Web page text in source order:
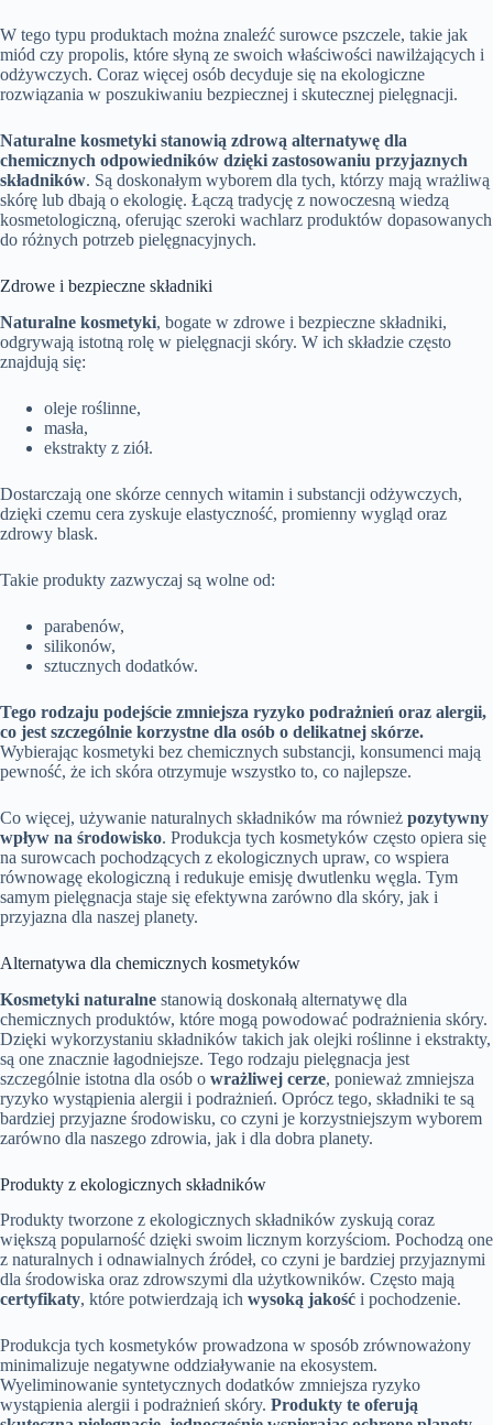
W tego typu produktach można znaleźć surowce pszczele, takie jak
miód czy propolis, które słyną ze swoich właściwości nawilżających i
odżywczych. Coraz więcej osób decyduje się na ekologiczne
rozwiązania w poszukiwaniu bezpiecznej i skutecznej pielęgnacji.
Naturalne kosmetyki stanowią zdrową alternatywę dla
chemicznych odpowiedników dzięki zastosowaniu przyjaznych
składników. Są doskonałym wyborem dla tych, którzy mają wrażliwą
skórę lub dbają o ekologię. Łączą tradycję z nowoczesną wiedzą
kosmetologiczną, oferując szeroki wachlarz produktów dopasowanych
do różnych potrzeb pielęgnacyjnych.
Zdrowe i bezpieczne składniki
Naturalne kosmetyki, bogate w zdrowe i bezpieczne składniki,
odgrywają istotną rolę w pielęgnacji skóry. W ich składzie często
znajdują się:
oleje roślinne,
masła,
ekstrakty z ziół.
Dostarczają one skórze cennych witamin i substancji odżywczych,
dzięki czemu cera zyskuje elastyczność, promienny wygląd oraz
zdrowy blask.
Takie produkty zazwyczaj są wolne od:
parabenów,
silikonów,
sztucznych dodatków.
Tego rodzaju podejście zmniejsza ryzyko podrażnień oraz alergii,
co jest szczególnie korzystne dla osób o delikatnej skórze.
Wybierając kosmetyki bez chemicznych substancji, konsumenci mają
pewność, że ich skóra otrzymuje wszystko to, co najlepsze.
Co więcej, używanie naturalnych składników ma również pozytywny
wpływ na środowisko. Produkcja tych kosmetyków często opiera się
na surowcach pochodzących z ekologicznych upraw, co wspiera
równowagę ekologiczną i redukuje emisję dwutlenku węgla. Tym
samym pielęgnacja staje się efektywna zarówno dla skóry, jak i
przyjazna dla naszej planety.
Alternatywa dla chemicznych kosmetyków
Kosmetyki naturalne stanowią doskonałą alternatywę dla
chemicznych produktów, które mogą powodować podrażnienia skóry.
Dzięki wykorzystaniu składników takich jak olejki roślinne i ekstrakty,
są one znacznie łagodniejsze. Tego rodzaju pielęgnacja jest
szczególnie istotna dla osób o wrażliwej cerze, ponieważ zmniejsza
ryzyko wystąpienia alergii i podrażnień. Oprócz tego, składniki te są
bardziej przyjazne środowisku, co czyni je korzystniejszym wyborem
zarówno dla naszego zdrowia, jak i dla dobra planety.
Produkty z ekologicznych składników
Produkty tworzone z ekologicznych składników zyskują coraz
większą popularność dzięki swoim licznym korzyściom. Pochodzą one
z naturalnych i odnawialnych źródeł, co czyni je bardziej przyjaznymi
dla środowiska oraz zdrowszymi dla użytkowników. Często mają
certyfikaty, które potwierdzają ich wysoką jakość i pochodzenie.
Produkcja tych kosmetyków prowadzona w sposób zrównoważony
minimalizuje negatywne oddziaływanie na ekosystem.
Wyeliminowanie syntetycznych dodatków zmniejsza ryzyko
wystąpienia alergii i podrażnień skóry. Produkty te oferują